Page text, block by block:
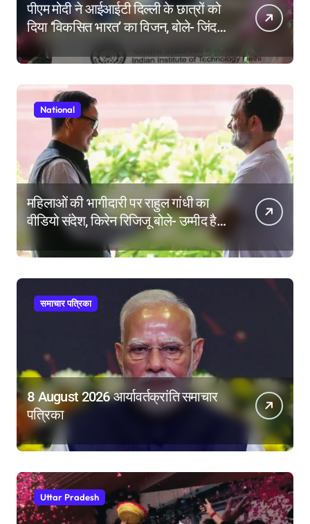
पीएम मोदी ने आईआईटी दिल्ली के छात्रों को
दिया ‘विकसित भारत’ का विजन, बोले- जिंदगी
की परीक्षा में सब कुछ आउट ऑफ सिलेबस
होता है
National
महिलाओं की भागीदारी पर राहुल गांधी का
वीडियो संदेश, किरेन रिजिजू बोले- उम्मीद है
महिला आरक्षण बिल का बिना शर्त करेंगे
समर्थन
समाचार पत्रिका
8 August 2026 आर्यावर्तक्रांति समाचार
पत्रिका
Uttar Pradesh